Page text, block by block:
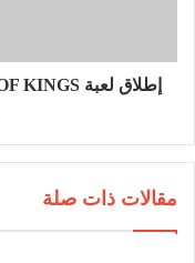
مقالات ذات صلة